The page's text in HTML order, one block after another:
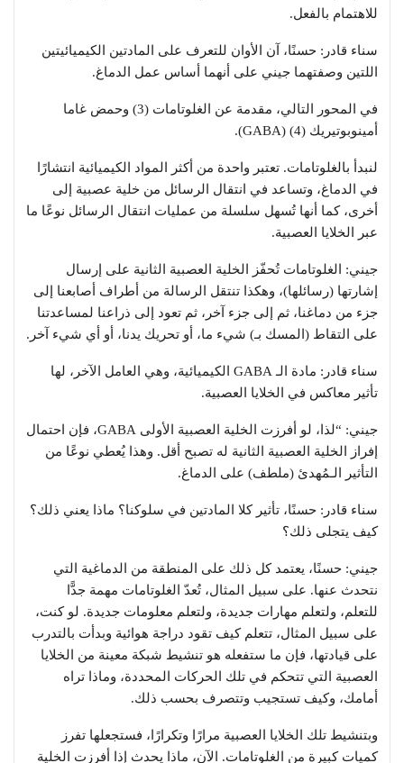
للاهتمام بالفعل.
سناء قادر: حسنًا، آن الأوان للتعرف على المادتين الكيميائيتين
اللتين وصفتهما جيني على أنهما أساس عمل الدماغ.
في المحور التالي، مقدمة عن الغلوتامات (3) وحمض غاما
أمينوبوتيريك (4) (GABA).
لنبدأ بالغلوتامات. تعتبر واحدة من أكثر المواد الكيميائية انتشارًا
في الدماغ، وتساعد في انتقال الرسائل من خلية عصبية إلى
أخرى، كما أنها تُسهل سلسلة من عمليات انتقال الرسائل نوعًا ما
عبر الخلايا العصبية.
جيني: الغلوتامات تُحفّز الخلية العصبية الثانية على إرسال
إشارتها (رسائلها)، وهكذا تنتقل الرسالة من أطراف أصابعنا إلى
جزء من دماغنا، ثم إلى جزء آخر، ثم تعود إلى ذراعنا لمساعدتنا
على التقاط (المسك بـ) شيء ما، أو تحريك يدنا، أو أي شيء آخر.
سناء قادر: مادة الـ GABA الكيميائية، وهي العامل الآخر، لها
تأثير معاكس في الخلايا العصبية.
جيني: “لذا، لو أفرزت الخلية العصبية الأولى GABA، فإن احتمال
إفراز الخلية العصبية الثانية له تصبح أقل. وهذا يُعطي نوعًا من
التأثير الـمُهدئ (ملطف) على الدماغ.
سناء قادر: حسنًا، تأثير كلا المادتين في سلوكنا؟ ماذا يعني ذلك؟
كيف يتجلى ذلك؟
جيني: حسنًا، يعتمد كل ذلك على المنطقة من الدماغية التي
نتحدث عنها. على سبيل المثال، تُعدّ الغلوتامات مهمة جدًّا
للتعلم، ولتعلم مهارات جديدة، ولتعلم معلومات جديدة. لو كنت،
على سبيل المثال، تتعلم كيف تقود دراجة هوائية وبدأت بالتدرب
على قيادتها، فإن ما ستفعله هو تنشيط شبكة معينة من الخلايا
العصبية التي تتحكم في تلك الحركات المحددة، وماذا تراه
أمامك، وكيف تستجيب وتتصرف بحسب ذلك.
وبتنشيط تلك الخلايا العصبية مرارًا وتكرارًا، فستجعلها تفرز
كميات كبيرة من الغلوتامات. الآن، ماذا يحدث إذا أفرزت الخلية